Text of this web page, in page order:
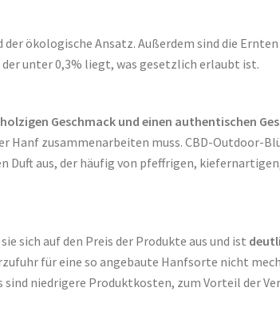
ökologische Ansatz. Außerdem sind die
unter 0,3% liegt, was gesetzlich erlaubt ist.
Geschmack und einen authentischen
Hanf zusammenarbeiten muss. CBD-Outdoor-
aus, der häufig von pfeffrigen,
sich auf den Preis der Produkte aus und ist
für eine so angebaute Hanfsorte nicht
niedrigere Produktkosten, zum Vorteil der